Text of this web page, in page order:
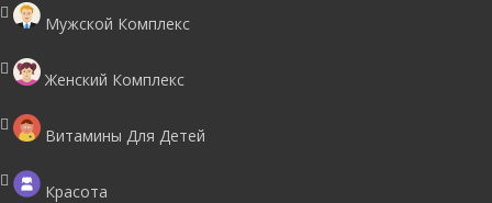
Мужской Комплекс
Женский Комплекс
Витамины Для Детей
Красота